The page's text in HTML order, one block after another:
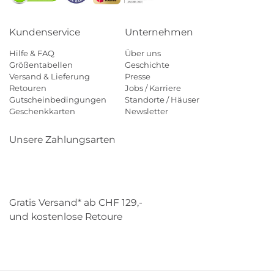
Kundenservice
Hilfe & FAQ
Größentabellen
Versand & Lieferung
Retouren
Gutscheinbedingungen
Geschenkkarten
Unternehmen
Über uns
Geschichte
Presse
Jobs / Karriere
Standorte / Häuser
Newsletter
Unsere Zahlungsarten
Gratis Versand* ab CHF 129,-
und kostenlose Retoure